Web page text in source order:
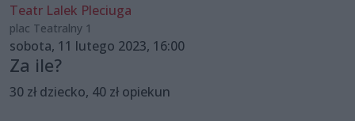
Teatr Lalek Pleciuga
plac Teatralny 1
sobota, 11 lutego 2023, 16:00
Za ile?
30 zł dziecko, 40 zł opiekun